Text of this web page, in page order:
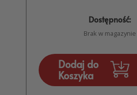
Dostępność:
Brak w magazynie
Dodaj do
Koszyka